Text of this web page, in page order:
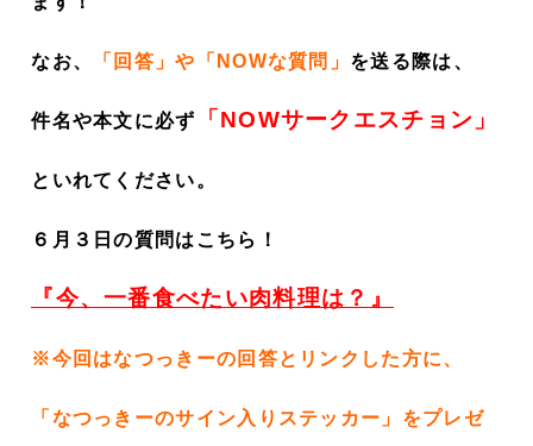
なお、 「回答」や「NOWな質問」 を送る際は、
件名や本文に必ず 「NOWサークエスチョン」
といれてください。
６月３ 日の質問はこちら！
『今、一番食べたい肉料理は？ 』
※今回はなつっきーの回答とリンクした方に、
「なつっきーのサイン入りステッカー」をプレゼ